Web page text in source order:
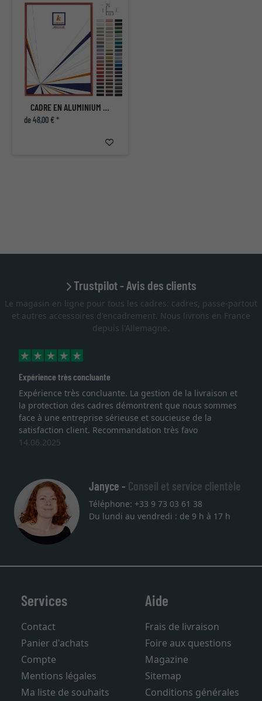
CADRE EN ALUMINIUM MIGUEL SUR MESURE
de 48,00 € *
Trustpilot - Avis des clients
Le magasin en ligne pour tous les cadres: cadres, passe-partout
et autres accessoires d'encadrement. Nous livrons en France
depuis l'Allemagne.
Expérience très concluante
Expérience très concluante. La gestion de la livraison et
la protection des cadres démontrent que nous sommes
face à une entreprise sérieuse et soucieuse de la
satisfaction client. Recommandation très favo
14.06.2025
Janyce - Conseil et service clientèle
Téléphone: +33 9 73 03 61 38
Du lundi au vendredi : de 9 h à 17 h
Services
Contact
Panier d'achats
Compte
Mentions légales
Ma liste de souhaits
Aide
Frais de livraison
Foire aux questions
Magazine
Sitemap
Conditions générales